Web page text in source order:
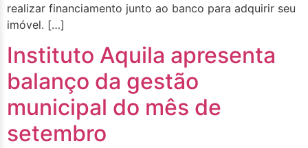
realizar financiamento junto ao banco para adquirir seu
imóvel. […]
Instituto Aquila apresenta
balanço da gestão
municipal do mês de
setembro